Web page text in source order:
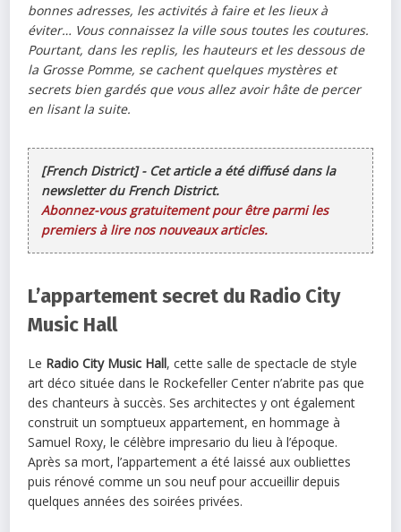
bonnes adresses, les activités à faire et les lieux à
éviter… Vous connaissez la ville sous toutes les coutures.
Pourtant, dans les replis, les hauteurs et les dessous de
la Grosse Pomme, se cachent quelques mystères et
secrets bien gardés que vous allez avoir hâte de percer
en lisant la suite.
[French District] - Cet article a été diffusé dans la
newsletter du French District.
Abonnez-vous gratuitement pour être parmi les
premiers à lire nos nouveaux articles.
L’appartement secret du Radio City
Music Hall
Le Radio City Music Hall, cette salle de spectacle de style
art déco située dans le Rockefeller Center n’abrite pas que
des chanteurs à succès. Ses architectes y ont également
construit un somptueux appartement, en hommage à
Samuel Roxy, le célèbre impresario du lieu à l’époque.
Après sa mort, l’appartement a été laissé aux oubliettes
puis rénové comme un sou neuf pour accueillir depuis
quelques années des soirées privées.